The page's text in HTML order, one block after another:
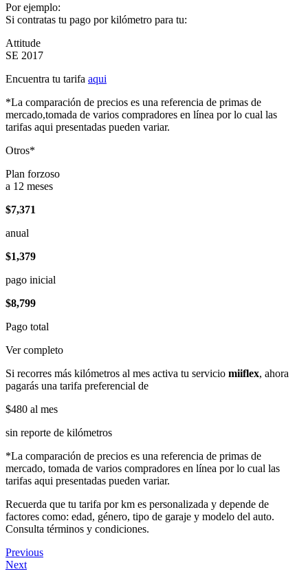
Por ejemplo:
Si contratas tu pago por kilómetro para tu:
Attitude
SE 2017
Encuentra tu tarifa aqui
*La comparación de precios es una referencia de primas de
mercado,tomada de varios compradores en línea por lo cual las
tarifas aqui presentadas pueden variar.
Otros*
Plan forzoso
a 12 meses
$7,371
anual
$1,379
pago inicial
$8,799
Pago total
Ver completo
Si recorres más kilómetros al mes activa tu servicio miiflex, ahora
pagarás una tarifa preferencial de
$480 al mes
sin reporte de kilómetros
*La comparación de precios es una referencia de primas de
mercado, tomada de varios compradores en línea por lo cual las
tarifas aqui presentadas pueden variar.
Recuerda que tu tarifa por km es personalizada y depende de
factores como: edad, género, tipo de garaje y modelo del auto.
Consulta términos y condiciones.
Previous
Next